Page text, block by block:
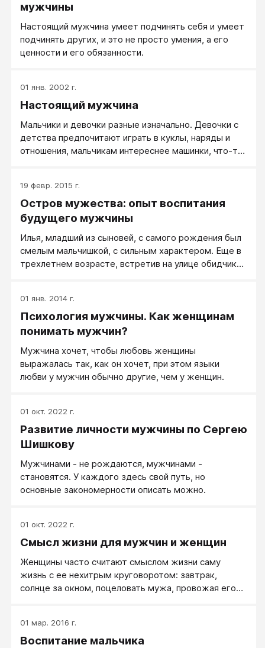
Проработал чуть больше года, занялся открытием
ломку характера, страшное сопротивление. В ночь
перед открытием магазина меня скрутило и рвало
дома, причем это было не отравление, а чистого
мужчины
Настоящий мужчина умеет подчинять себя и умеет
подчинять других, и это не просто умения, а его
ценности и его обязанности.
01 янв. 2002 г.
Настоящий мужчина
Мальчики и девочки разные изначально. Девочки с
детства предпочитают играть в куклы, наряды и
отношения, мальчикам интереснее машинки, что-то
Наверное, из мальчика стоит воспитать мужчину.
Настоящего мужчину.
19 февр. 2015 г.
Остров мужества: опыт воспитания
будущего мужчины
Илья, младший из сыновей, с самого рождения был
смелым мальчишкой, с сильным характером. Еще в
трехлетнем возрасте, встретив на улице обидчика
брата?». До девяти лет его было чрезвычайно
трудно воспитывать. В школе он учился неохотно.
Любил гулять на улице. Постепенно становился
уважали и слушались ребята старше на два–три
года. За плохую дисциплину часто вызывали меня в
школу. Давление на него в любой форме, даже из
результатов. Проповеди и увещевания не проникали
01 янв. 2014 г.
Психология мужчины. Как женщинам
понимать мужчин?
Мужчина хочет, чтобы любовь женщины
выражалась так, как он хочет, при этом языки
любви у мужчин обычно другие, чем у женщин.
01 окт. 2022 г.
Развитие личности мужчины по Сергею
Шишкову
Мужчинами - не рождаются, мужчинами -
становятся. У каждого здесь свой путь, но
основные закономерности описать можно.
01 окт. 2022 г.
Смысл жизни для мужчин и женщин
Женщины часто считают смыслом жизни саму
жизнь с ее нехитрым круговоротом: завтрак,
солнце за окном, поцеловать мужа, провожая его
ужин, вот и день прошел и надо готовиться к
завтрашнему.
01 мар. 2016 г.
Воспитание мальчика